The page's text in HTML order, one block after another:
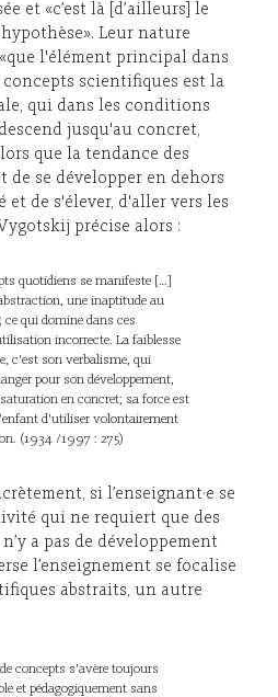
et «c’est là [d’ailleurs] le
Leur nature
l'élément principal dans
concepts scientifiques est la
qui dans les conditions
jusqu'au concret,
que la tendance des
de se développer en dehors
et de s'élever, d'aller vers les
précise alors :
quotidiens se manifeste […]
une inaptitude au
qui domine dans ces
incorrecte. La faiblesse
c'est son verbalisme, qui
pour son développement,
en concret; sa force est
d'utiliser volontairement
(1934 /1997 : 275)
si l’enseignant·e se
qui ne requiert que des
a pas de développement
l’enseignement se focalise
abstraits, un autre
concepts s'avère toujours
et pédagogiquement sans